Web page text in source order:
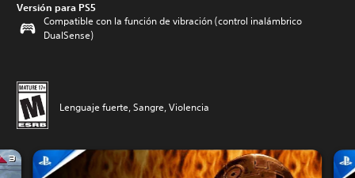
Versión para PS5
Compatible con la función de vibración (control inalámbrico
DualSense)
Lenguaje fuerte, Sangre, Violencia